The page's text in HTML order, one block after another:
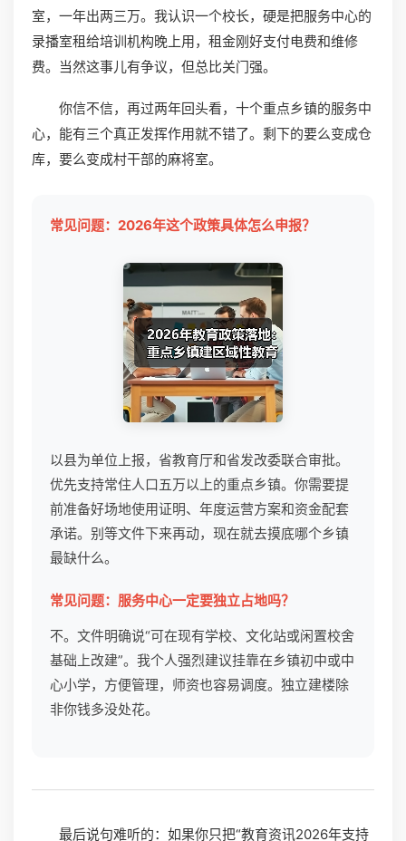
室，一年出两三万。我认识一个校长，硬是把服务中心的
录播室租给培训机构晚上用，租金刚好支付电费和维修
费。当然这事儿有争议，但总比关门强。
你信不信，再过两年回头看，十个重点乡镇的服务中
心，能有三个真正发挥作用就不错了。剩下的要么变成仓
库，要么变成村干部的麻将室。
常见问题：2026年这个政策具体怎么申报？
以县为单位上报，省教育厅和省发改委联合审批。
优先支持常住人口五万以上的重点乡镇。你需要提
前准备好场地使用证明、年度运营方案和资金配套
承诺。别等文件下来再动，现在就去摸底哪个乡镇
最缺什么。
常见问题：服务中心一定要独立占地吗？
不。文件明确说“可在现有学校、文化站或闲置校舍
基础上改建”。我个人强烈建议挂靠在乡镇初中或中
心小学，方便管理，师资也容易调度。独立建楼除
非你钱多没处花。
最后说句难听的：如果你只把“教育资讯2026年支持